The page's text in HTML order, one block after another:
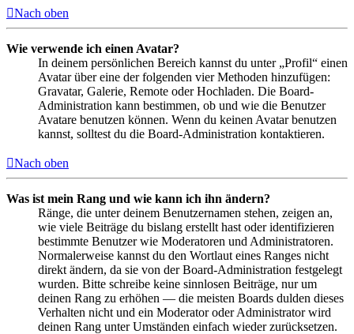
Nach oben
Wie verwende ich einen Avatar?
In deinem persönlichen Bereich kannst du unter „Profil“ einen
Avatar über eine der folgenden vier Methoden hinzufügen:
Gravatar, Galerie, Remote oder Hochladen. Die Board-
Administration kann bestimmen, ob und wie die Benutzer
Avatare benutzen können. Wenn du keinen Avatar benutzen
kannst, solltest du die Board-Administration kontaktieren.
Nach oben
Was ist mein Rang und wie kann ich ihn ändern?
Ränge, die unter deinem Benutzernamen stehen, zeigen an,
wie viele Beiträge du bislang erstellt hast oder identifizieren
bestimmte Benutzer wie Moderatoren und Administratoren.
Normalerweise kannst du den Wortlaut eines Ranges nicht
direkt ändern, da sie von der Board-Administration festgelegt
wurden. Bitte schreibe keine sinnlosen Beiträge, nur um
deinen Rang zu erhöhen — die meisten Boards dulden dieses
Verhalten nicht und ein Moderator oder Administrator wird
deinen Rang unter Umständen einfach wieder zurücksetzen.